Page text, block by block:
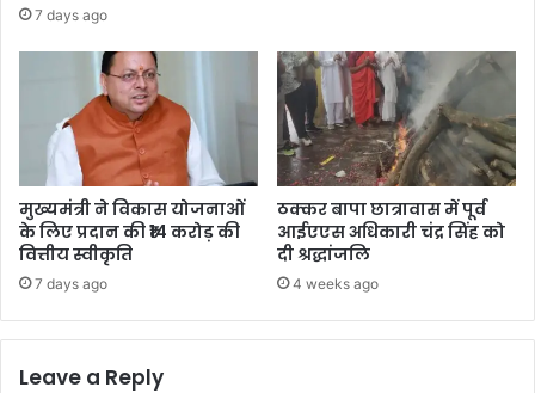
7 days ago
मुख्यमंत्री ने विकास योजनाओं
के लिए प्रदान की ₹14 करोड़ की
वित्तीय स्वीकृति
7 days ago
ठक्कर बापा छात्रावास में पूर्व
आईएएस अधिकारी चंद्र सिंह को
दी श्रद्धांजलि
4 weeks ago
Leave a Reply